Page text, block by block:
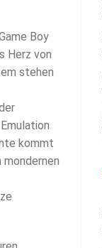
Boy
Herz von
stehen
kommt
mondernen